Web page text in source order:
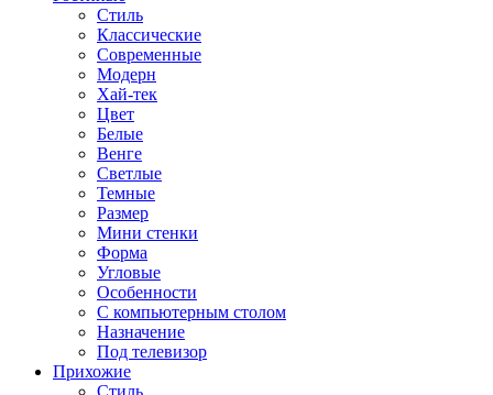
Стиль
Классические
Современные
Модерн
Хай-тек
Цвет
Белые
Венге
Светлые
Темные
Размер
Мини стенки
Форма
Угловые
Особенности
С компьютерным столом
Назначение
Под телевизор
Прихожие
Стиль